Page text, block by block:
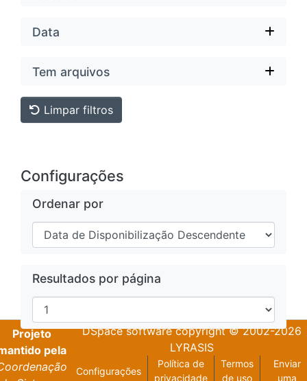
Data
Tem arquivos
Limpar filtros
Configurações
Ordenar por
Resultados por página
Projeto
pela
DSpace softwarecopyright © 2002-2026
LYRASIS
Configurações
Política de
privacidade
Termos
de uso
Enviar
uma